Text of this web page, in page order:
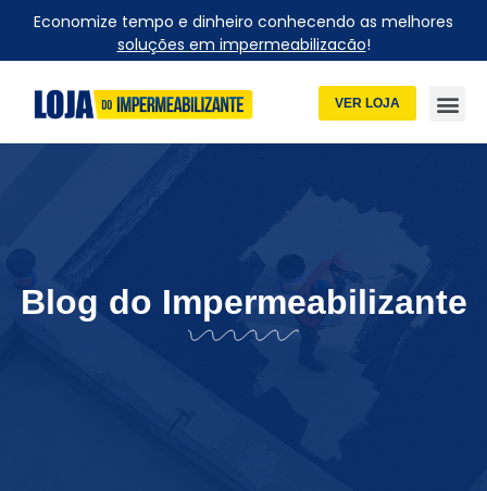
Economize tempo e dinheiro conhecendo as melhores
soluções em impermeabilizacão!
VER LOJA
Blog do Impermeabilizante